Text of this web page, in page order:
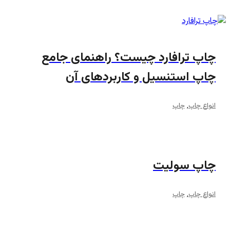
چاپ ترافارد چیست؟ راهنمای جامع
چاپ استنسیل و کاربردهای آن
انواع چاپ,چاپ
چاپ سولیت
انواع چاپ,چاپ